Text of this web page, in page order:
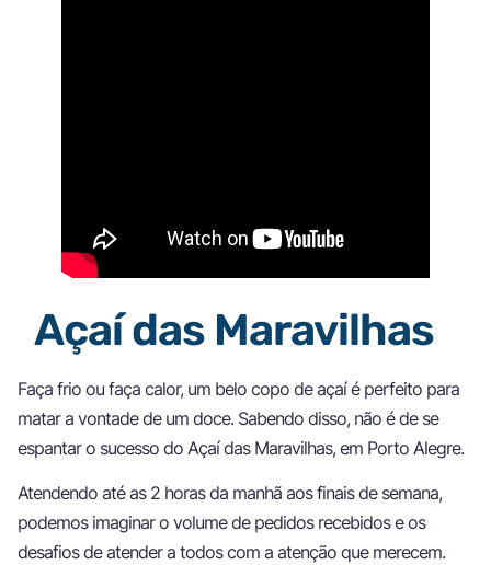
Açaí das Maravilhas
Faça frio ou faça calor, um belo copo de açaí é perfeito para
matar a vontade de um doce. Sabendo disso, não é de se
espantar o sucesso do Açaí das Maravilhas, em Porto Alegre.
Atendendo até as 2 horas da manhã aos finais de semana,
podemos imaginar o volume de pedidos recebidos e os
desafios de atender a todos com a atenção que merecem.